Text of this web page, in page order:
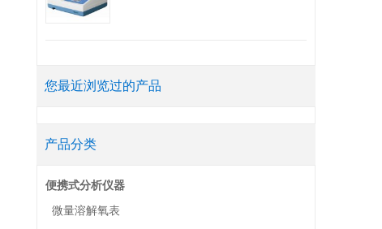
您最近浏览过的产品
产品分类
便携式分析仪器
微量溶解氧表